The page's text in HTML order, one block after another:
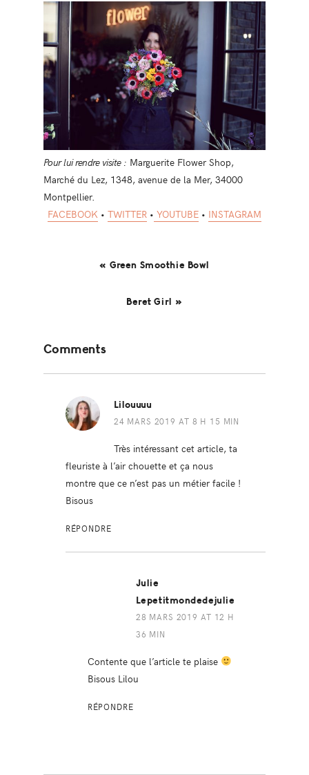
Pour lui rendre visite : Marguerite Flower Shop,
Marché du Lez, 1348, avenue de la Mer, 34000
Montpellier.
FACEBOOK • TWITTER • YOUTUBE • INSTAGRAM
« Green Smoothie Bowl
Beret Girl »
Interactions
Comments
Lilouuuu
24 MARS 2019 AT 8 H 15 MIN
Très intéressant cet article, ta
fleuriste à l’air chouette et ça nous
montre que ce n’est pas un métier facile !
Bisous
RÉPONDRE
Julie
Lepetitmondedejulie
28 MARS 2019 AT 12 H
36 MIN
Contente que l’article te plaise
Bisous Lilou
RÉPONDRE